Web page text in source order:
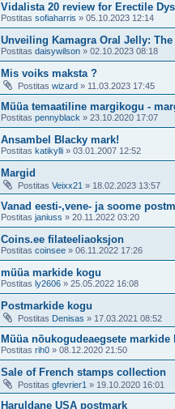
Vidalista 20 review for Erectile
Postitas sofiaharris » 05.10.2023 12:14
Unveiling Kamagra Oral Jelly:
Postitas daisywilson » 02.10.2023 08:18
Mis voiks maksta ?
Postitas wizard » 11.03.2023 17:45
Müüa temaatiline margikogu -
Postitas pennyblack » 23.10.2020 17:07
Ansambel Blacky mark!
Postitas katikylli » 03.01.2007 12:52
Margid
Postitas Veixx21 » 18.02.2023 13:57
Vanad eesti-,vene- ja soome
Postitas janiuss » 20.11.2022 03:20
Coins.ee filateeliaoksjon
Postitas coinsee » 06.11.2022 17:26
müüa markide kogu
Postitas ly2606 » 25.05.2022 16:08
Postmarkide kogu
Postitas Denisas » 17.03.2021 08:52
Müüa nõukogudeaegsete markide
Postitas rih0 » 08.12.2020 21:50
Sale of French stamps collection
Postitas gfevrier1 » 19.10.2020 16:01
Haruldane USA postmark